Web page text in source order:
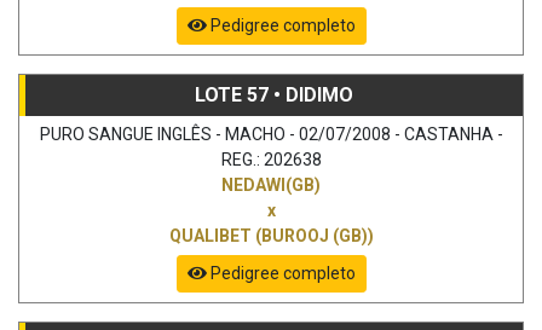
Pedigree completo
LOTE 57 • DIDIMO
PURO SANGUE INGLÊS - MACHO - 02/07/2008 - CASTANHA -
REG.: 202638
NEDAWI(GB)
x
QUALIBET (BUROOJ (GB))
Pedigree completo